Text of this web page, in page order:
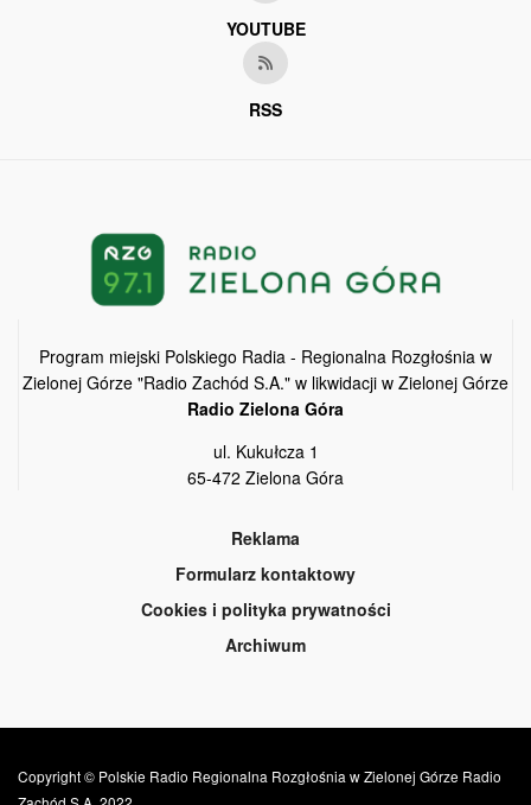
YOUTUBE
RSS
Program miejski Polskiego Radia - Regionalna Rozgłośnia w
Zielonej Górze "Radio Zachód S.A." w likwidacji w Zielonej Górze
Radio Zielona Góra
ul. Kukułcza 1
65-472 Zielona Góra
Reklama
Formularz kontaktowy
Cookies i polityka prywatności
Archiwum
Copyright © Polskie Radio Regionalna Rozgłośnia w Zielonej Górze Radio